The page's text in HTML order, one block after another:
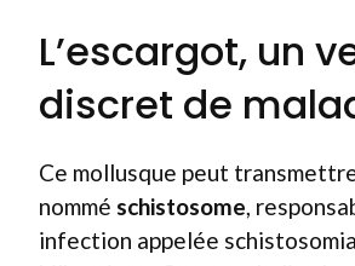
L’escargot, un
discret de
Ce mollusque peut
nommé schistosome,
infection appelée